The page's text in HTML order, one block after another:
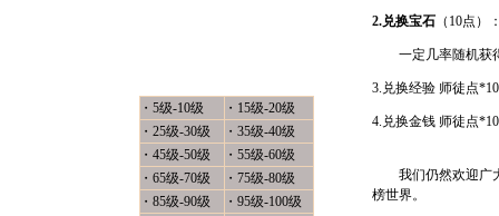
・5级-10级 ・ 15级-20级
・25级-30级 ・35级-40级
・45级-50级 ・55级-60级
・65级-70级 ・75级-80级
・85级-90级 ・95级-100级
2.兑换宝石 （10点）
一定几率随机获得
3.兑换经验 师徒点
4.兑换金钱 师徒点
我们仍然欢迎广大
榜世界。